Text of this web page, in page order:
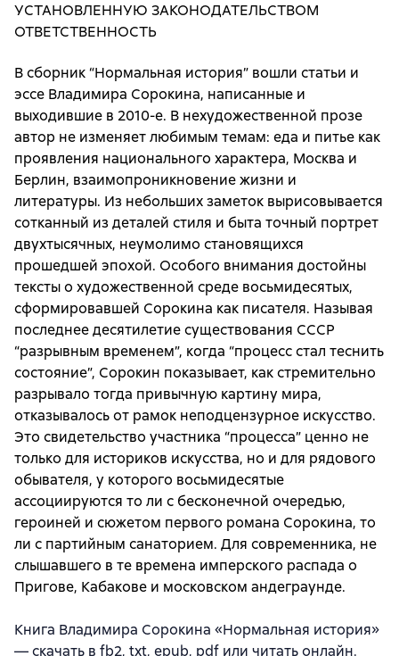
УСТАНОВЛЕННУЮ ЗАКОНОДАТЕЛЬСТВОМ
ОТВЕТСТВЕННОСТЬ
В сборник “Нормальная история” вошли статьи и
эссе Владимира Сорокина, написанные и
выходившие в 2010-е. В нехудожественной прозе
автор не изменяет любимым темам: еда и питье как
проявления национального характера, Москва и
Берлин, взаимопроникновение жизни и
литературы. Из небольших заметок вырисовывается
сотканный из деталей cтиля и быта точный портрет
двухтысячных, неумолимо становящихся
прошедшей эпохой. Особого внимания достойны
тексты о художественной среде восьмидесятых,
сформировавшей Сорокина как писателя. Называя
последнее десятилетие существования СССР
“разрывным временем”, когда “процесс стал теснить
состояние”, Сорокин показывает, как стремительно
разрывало тогда привычную картину мира,
отказывалось от рамок неподцензурное искусство.
Это свидетельство участника “процесса” ценно не
только для историков искусства, но и для рядового
обывателя, у которого восьмидесятые
ассоциируются то ли с бесконечной очередью,
героиней и сюжетом первого романа Сорокина, то
ли с партийным санаторием. Для современника, не
слышавшего в те времена имперского распада о
Пригове, Кабакове и московском андеграунде.
Книга Владимира Сорокина «Нормальная история»
— скачать в fb2, txt, epub, pdf или читать онлайн.